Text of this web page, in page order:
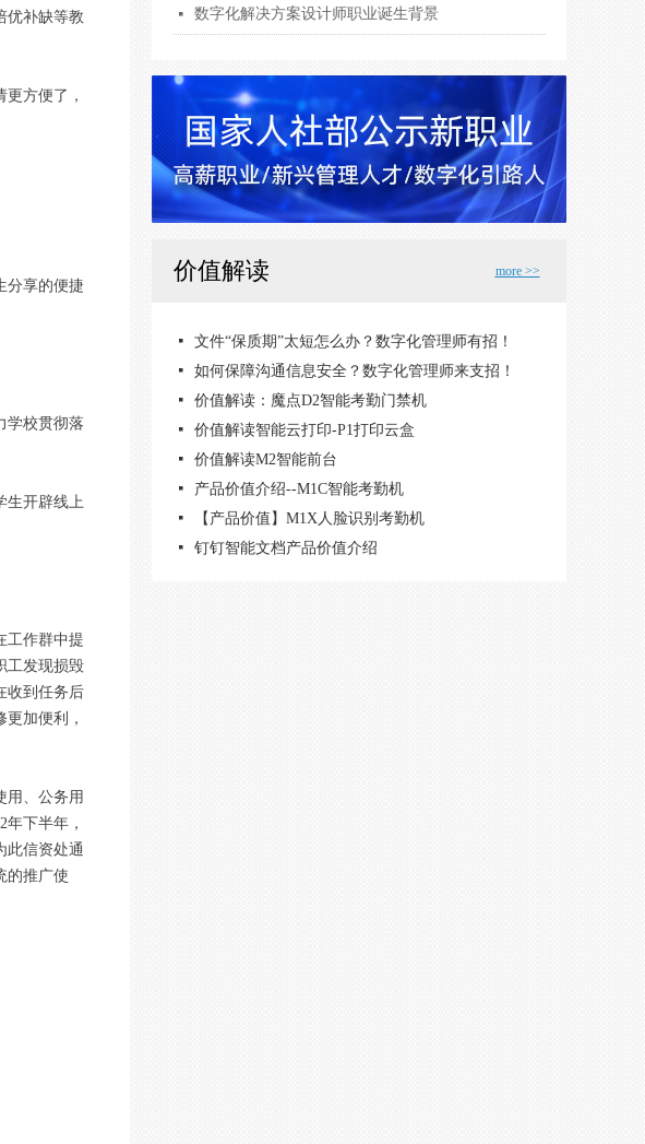
优补缺等教
方便了，
分享的便捷
学校贯彻落
生开辟线上
工作群中提
工发现损毁
收到任务后
加便利，
用、公务用
下半年，
此信资处通
的推广使
넷 数字化解决方案设计师职业诞生背景
价值解读 more >>
文件“保质期”太短怎么办？数字化管理师有招！
如何保障沟通信息安全？数字化管理师来支招！
价值解读：魔点D2智能考勤门禁机
价值解读智能云打印-P1打印云盒
价值解读M2智能前台
产品价值介绍--M1C智能考勤机
【产品价值】M1X人脸识别考勤机
钉钉智能文档产品价值介绍